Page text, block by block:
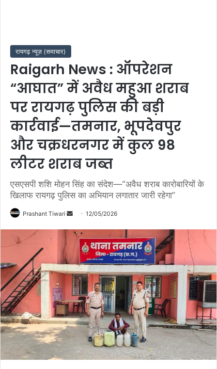
रायगढ़ न्यूज़ (समाचार)
Raigarh News : ऑपरेशन
“आघात” में अवैध महुआ शराब
पर रायगढ़ पुलिस की बड़ी
कार्रवाई—तमनार, भूपदेवपुर
और चक्रधरनगर में कुल 98
लीटर शराब जब्त
एसएसपी शशि मोहन सिंह का संदेश—“अवैध शराब कारोबारियों के
खिलाफ रायगढ़ पुलिस का अभियान लगातार जारी रहेगा”
Prashant Tiwari
Send
email
12/05/2026